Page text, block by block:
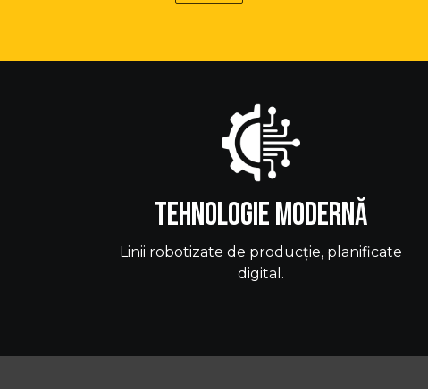
Tehnologie modernă
Linii robotizate de producție, planificate
digital.